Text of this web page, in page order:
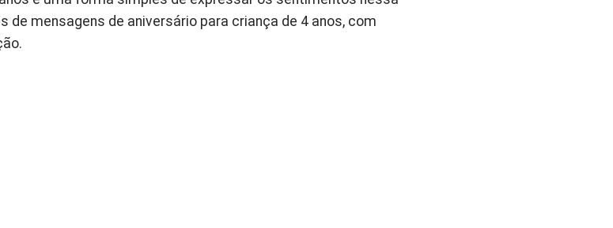
de mensagens de aniversário para criança de 4 anos, com